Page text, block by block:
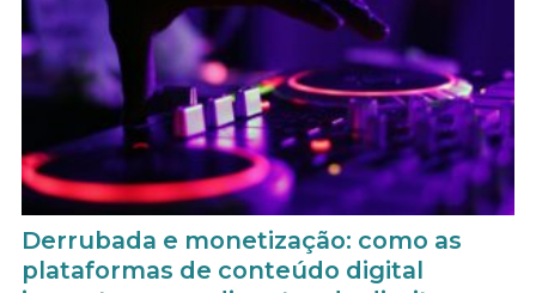
Derrubada e monetização: como as
plataformas de conteúdo digital